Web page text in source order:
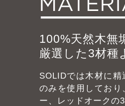
100%天然木無
厳選した3材種
SOLIDでは木材に
のみを使用してお
ー、レッドオークの